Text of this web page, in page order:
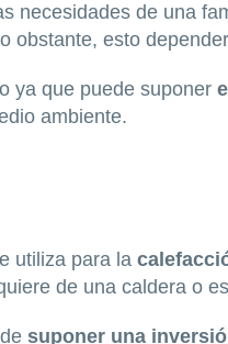
necesidades de una
obstante, esto
ya que puede suponer
ambiente.
utiliza para la
de una caldera o
suponer una